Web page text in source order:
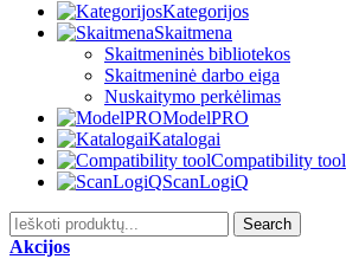
Kategorijos
Skaitmena
Skaitmeninės bibliotekos
Skaitmeninė darbo eiga
Nuskaitymo perkėlimas
ModelPRO
Katalogai
Compatibility tool
ScanLogiQ
Search
Akcijos